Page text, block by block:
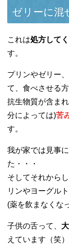
ゼリーに混
これは処方して
す。
プリンやゼリー
て、食べさせる方
抗生物質が含ま
分によっては)苦
す。
我が家では見事
た・・・
そしてそれから
リンやヨーグル
(薬を飲まなくな
子供の舌って、
えています（笑）